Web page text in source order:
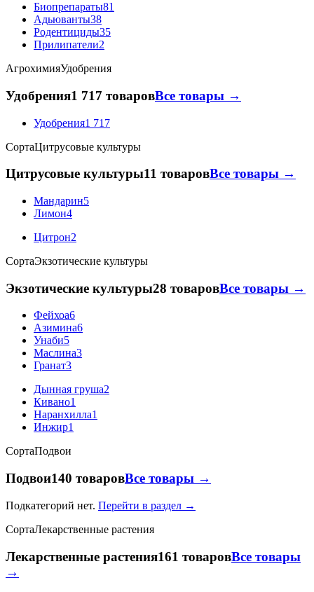
Биопрепараты81
Адьюванты38
Родентициды35
Прилипатели2
АгрохимияУдобрения
Удобрения1 717 товаровВсе товары →
Удобрения1 717
СортаЦитрусовые культуры
Цитрусовые культуры11 товаровВсе товары →
Мандарин5
Лимон4
Цитрон2
СортаЭкзотические культуры
Экзотические культуры28 товаровВсе товары →
Фейхоа6
Азимина6
Унаби5
Маслина3
Гранат3
Дынная груша2
Кивано1
Наранхилла1
Инжир1
СортаПодвои
Подвои140 товаровВсе товары →
Подкатегорий нет. Перейти в раздел →
СортаЛекарственные растения
Лекарственные растения161 товаровВсе товары
→